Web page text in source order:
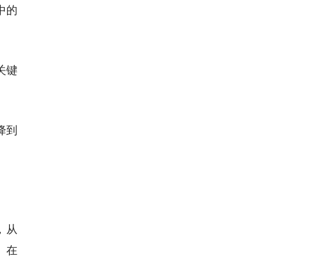
的
键
到
从
在